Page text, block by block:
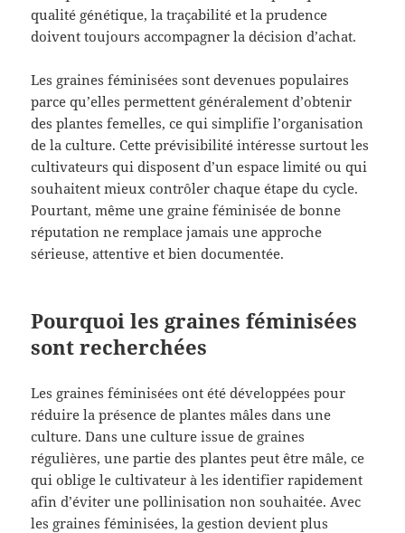
qualité génétique, la traçabilité et la prudence
doivent toujours accompagner la décision d’achat.
Les graines féminisées sont devenues populaires
parce qu’elles permettent généralement d’obtenir
des plantes femelles, ce qui simplifie l’organisation
de la culture. Cette prévisibilité intéresse surtout les
cultivateurs qui disposent d’un espace limité ou qui
souhaitent mieux contrôler chaque étape du cycle.
Pourtant, même une graine féminisée de bonne
réputation ne remplace jamais une approche
sérieuse, attentive et bien documentée.
Pourquoi les graines féminisées
sont recherchées
Les graines féminisées ont été développées pour
réduire la présence de plantes mâles dans une
culture. Dans une culture issue de graines
régulières, une partie des plantes peut être mâle, ce
qui oblige le cultivateur à les identifier rapidement
afin d’éviter une pollinisation non souhaitée. Avec
les graines féminisées, la gestion devient plus